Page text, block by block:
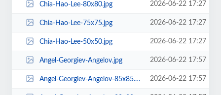
Chia-Hao-Lee-80x80.jpg 2026-06-22 17:27
Chia-Hao-Lee-75x75.jpg 2026-06-22 17:27
Chia-Hao-Lee-50x50.jpg 2026-06-22 17:27
Angel-Georgiev-Angelov.jpg 2026-06-22 17:57
Angel-Georgiev-Angelov-85x85.jpg 2026-06-22 17:57